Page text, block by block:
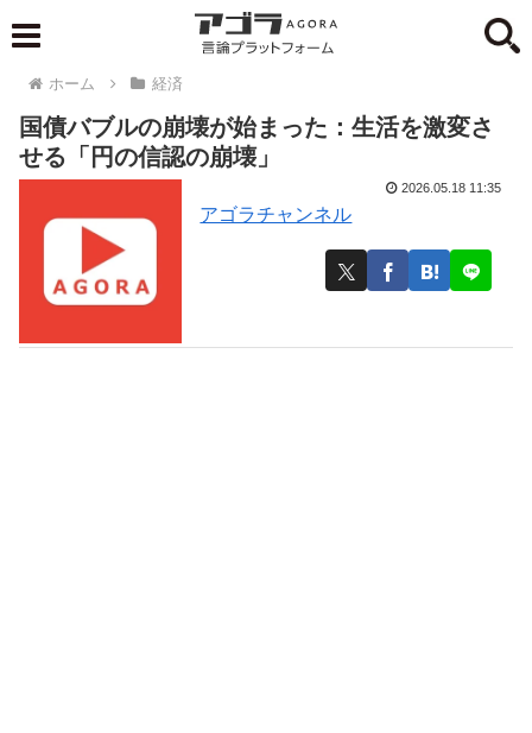
ホーム 経済
国債バブルの崩壊が始まった：生活を激変さ
せる「円の信認の崩壊」
アゴラチャンネル
2026.05.18 11:35